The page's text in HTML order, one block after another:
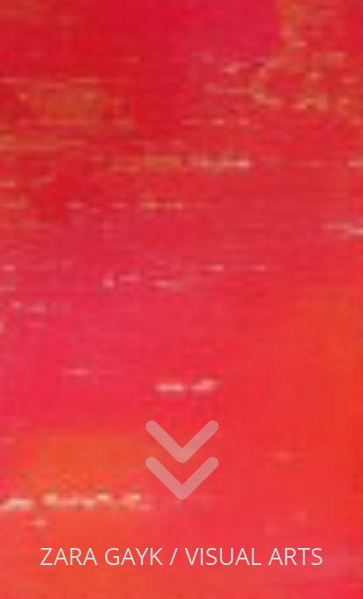
ZARA GAYK / VISUAL ARTS